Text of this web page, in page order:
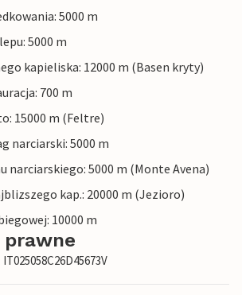
5000 m
5000 m
kapieliska: 12000 m (Basen kryty)
700 m
15000 m (Feltre)
narciarski: 5000 m
narciarskiego: 5000 m (Monte Avena)
kap.: 20000 m (Jezioro)
10000 m